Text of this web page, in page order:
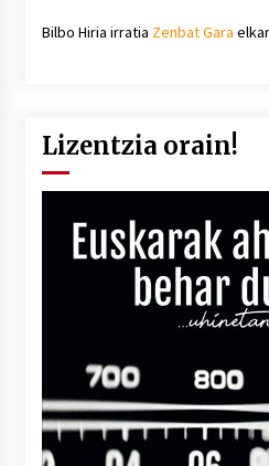
Bilbo Hiria irratia Zenbat Gara
Lizentzia orain!